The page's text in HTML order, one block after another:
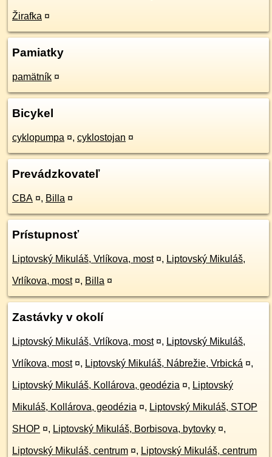
Žirafka ¤
Pamiatky
pamätník ¤
Bicykel
cyklopumpa ¤, cyklostojan ¤
Prevádzkovateľ
CBA ¤, Billa ¤
Prístupnosť
Liptovský Mikuláš, Vrlíkova, most ¤, Liptovský Mikuláš,
Vrlíkova, most ¤, Billa ¤
Zastávky v okolí
Liptovský Mikuláš, Vrlíkova, most ¤, Liptovský Mikuláš,
Vrlíkova, most ¤, Liptovský Mikuláš, Nábrežie, Vrbická ¤,
Liptovský Mikuláš, Kollárova, geodézia ¤, Liptovský
Mikuláš, Kollárova, geodézia ¤, Liptovský Mikuláš, STOP
SHOP ¤, Liptovský Mikuláš, Borbisova, bytovky ¤,
Liptovský Mikuláš, centrum ¤, Liptovský Mikuláš, centrum